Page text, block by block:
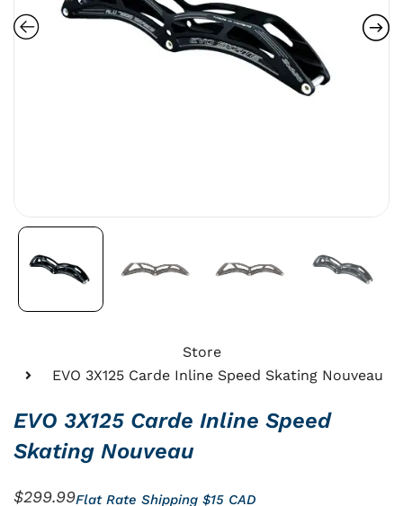
Store
EVO 3X125 Carde Inline Speed Skating Nouveau
EVO 3X125 Carde Inline Speed
Skating Nouveau
$299.99Flat Rate Shipping $15 CAD